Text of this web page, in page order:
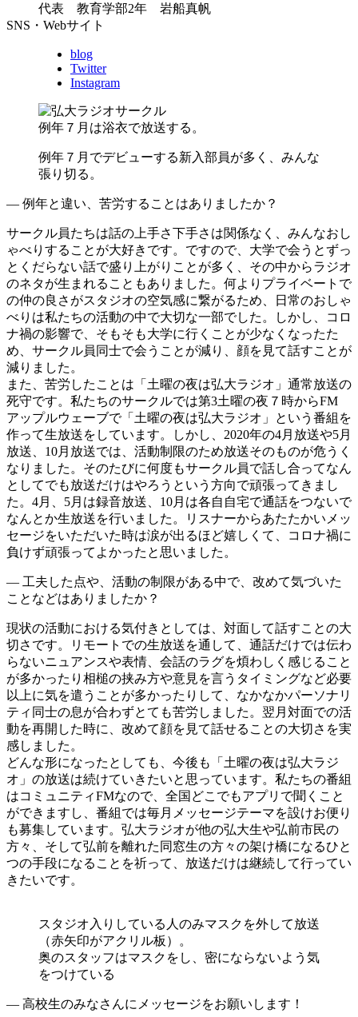
代表 教育学部2年 岩船真帆
SNS・Webサイト
blog
Twitter
Instagram
例年７月は浴衣で放送する。
例年７月でデビューする新入部員が多く、みんな
張り切る。
― 例年と違い、苦労することはありましたか？
サークル員たちは話の上手さ下手さは関係なく、みんなおし
ゃべりすることが大好きです。ですので、大学で会うとずっ
とくだらない話で盛り上がりことが多く、その中からラジオ
のネタが生まれることもありました。何よりプライベートで
の仲の良さがスタジオの空気感に繋がるため、日常のおしゃ
べりは私たちの活動の中で大切な一部でした。しかし、コロ
ナ禍の影響で、そもそも大学に行くことが少なくなったた
め、サークル員同士で会うことが減り、顔を見て話すことが
減りました。
また、苦労したことは「土曜の夜は弘大ラジオ」通常放送の
死守です。私たちのサークルでは第3土曜の夜７時からFM
アップルウェーブで「土曜の夜は弘大ラジオ」という番組を
作って生放送をしています。しかし、2020年の4月放送や5月
放送、10月放送では、活動制限のため放送そのものが危うく
なりました。そのたびに何度もサークル員で話し合ってなん
としてでも放送だけはやろうという方向で頑張ってきまし
た。4月、5月は録音放送、10月は各自自宅で通話をつないで
なんとか生放送を行いました。リスナーからあたたかいメッ
セージをいただいた時は涙が出るほど嬉しくて、コロナ禍に
負けず頑張ってよかったと思いました。
― 工夫した点や、活動の制限がある中で、改めて気づいた
ことなどはありましたか？
現状の活動における気付きとしては、対面して話すことの大
切さです。リモートでの生放送を通して、通話だけでは伝わ
らないニュアンスや表情、会話のラグを煩わしく感じること
が多かったり相槌の挟み方や意見を言うタイミングなど必要
以上に気を遣うことが多かったりして、なかなかパーソナリ
ティ同士の息が合わずとても苦労しました。翌月対面での活
動を再開した時に、改めて顔を見て話せることの大切さを実
感しました。
どんな形になったとしても、今後も「土曜の夜は弘大ラジ
オ」の放送は続けていきたいと思っています。私たちの番組
はコミュニティFMなので、全国どこでもアプリで聞くこと
ができますし、番組では毎月メッセージテーマを設けお便り
も募集しています。弘大ラジオが他の弘大生や弘前市民の
方々、そして弘前を離れた同窓生の方々の架け橋になるひと
つの手段になることを祈って、放送だけは継続して行ってい
きたいです。
スタジオ入りしている人のみマスクを外して放送
（赤矢印がアクリル板）。
奥のスタッフはマスクをし、密にならないよう気
をつけている
― 高校生のみなさんにメッセージをお願いします！